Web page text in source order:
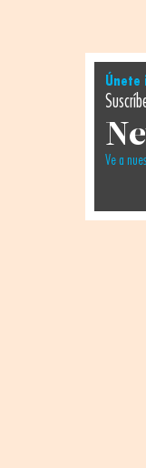
Únete
Ve a